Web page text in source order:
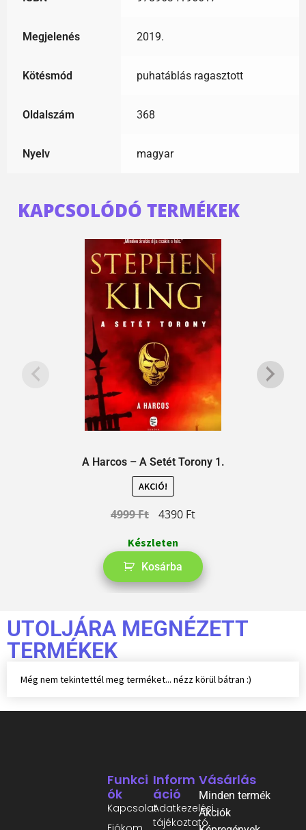
Megjelenés 2019.
Kötésmód puhatáblás ragasztott
Oldalszám 368
Nyelv magyar
KAPCSOLÓDÓ TERMÉKEK
A Harcos – A Setét Torony 1.
AKCIÓ!
4999Ft 4390 Ft
Készleten
Kosárba
UTOLJÁRA MEGNÉZETT
TERMÉKEK
Még nem tekintettél meg terméket... nézz körül bátran :)
Inform
Áció
Adatkezelési
tájékoztató
Funkci
Ók
Kapcsolat
Vásárlás
Minden termék
Akciók